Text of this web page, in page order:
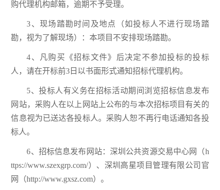
购代理机构邮箱，逾期不予受理。
3、现场踏勘时间及地点（如投标人不进行现场踏
勘，视为了解现场）：本项目不安排现场踏勘。
4、凡购买《招标文件》后决定不参加投标的投标
人，请在开标前3日以书面形式通知招标代理机构。
5、投标人有义务在招标活动期间浏览招标信息发布
网站，采购人在以上网站上公布的与本次招标项目有关的
信息视为已送达各投标人。采购人恕不再行电话通知各投
标人。
6、招标信息发布网站：深圳公共资源交易中心网（h
ttps://www.szexgrp.com/）、深圳高星项目管理有限公司官
网（http://www.gxsz.com）。